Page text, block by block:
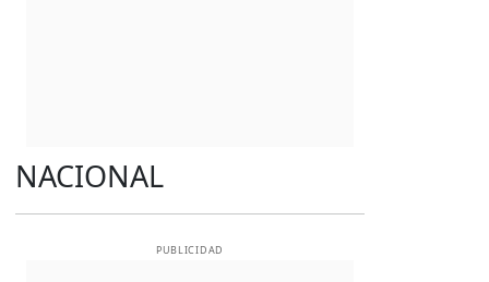
NACIONAL
PUBLICIDAD